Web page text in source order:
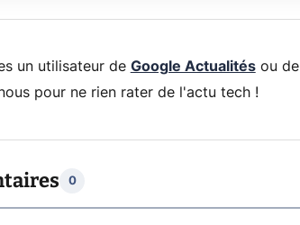
un utilisateur de Google Actualitésou de
pour ne rien rater de l'actu tech !
0